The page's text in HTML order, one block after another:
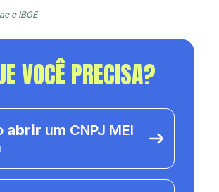
e IBGE
VOCÊ PRECISA?
abrir um CNPJ MEI